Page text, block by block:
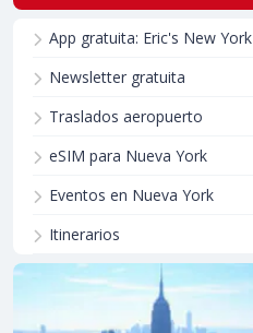
App gratuita: Eric's New York
Newsletter gratuita
Traslados aeropuerto
eSIM para Nueva York
Eventos en Nueva York
Itinerarios